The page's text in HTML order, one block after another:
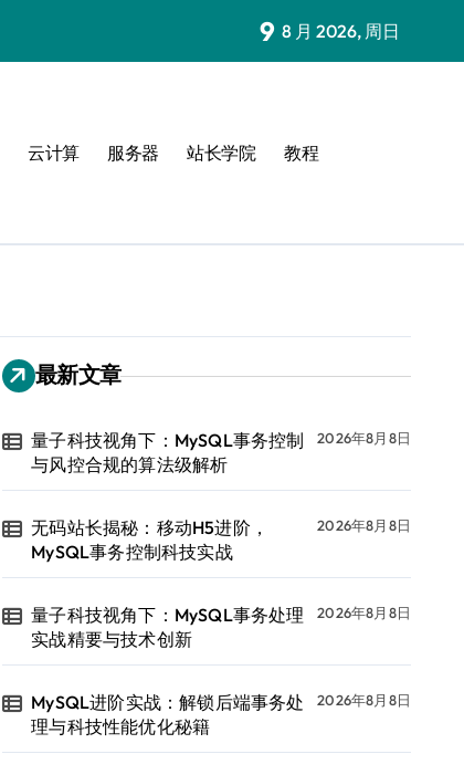
9 8 月 2026, 周日
云计算 服务器 站长学院 教程
最新文章
量子科技视角下：MySQL事务控制
与风控合规的算法级解析
2026年8月8日
无码站长揭秘：移动H5进阶，
MySQL事务控制科技实战
2026年8月8日
量子科技视角下：MySQL事务处理
实战精要与技术创新
2026年8月8日
MySQL进阶实战：解锁后端事务处
理与科技性能优化秘籍
2026年8月8日